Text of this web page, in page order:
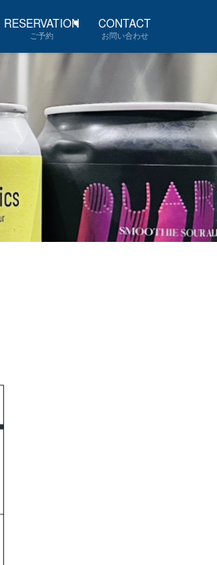
RESERVATION
ご予約
CONTACT
お問い合わせ